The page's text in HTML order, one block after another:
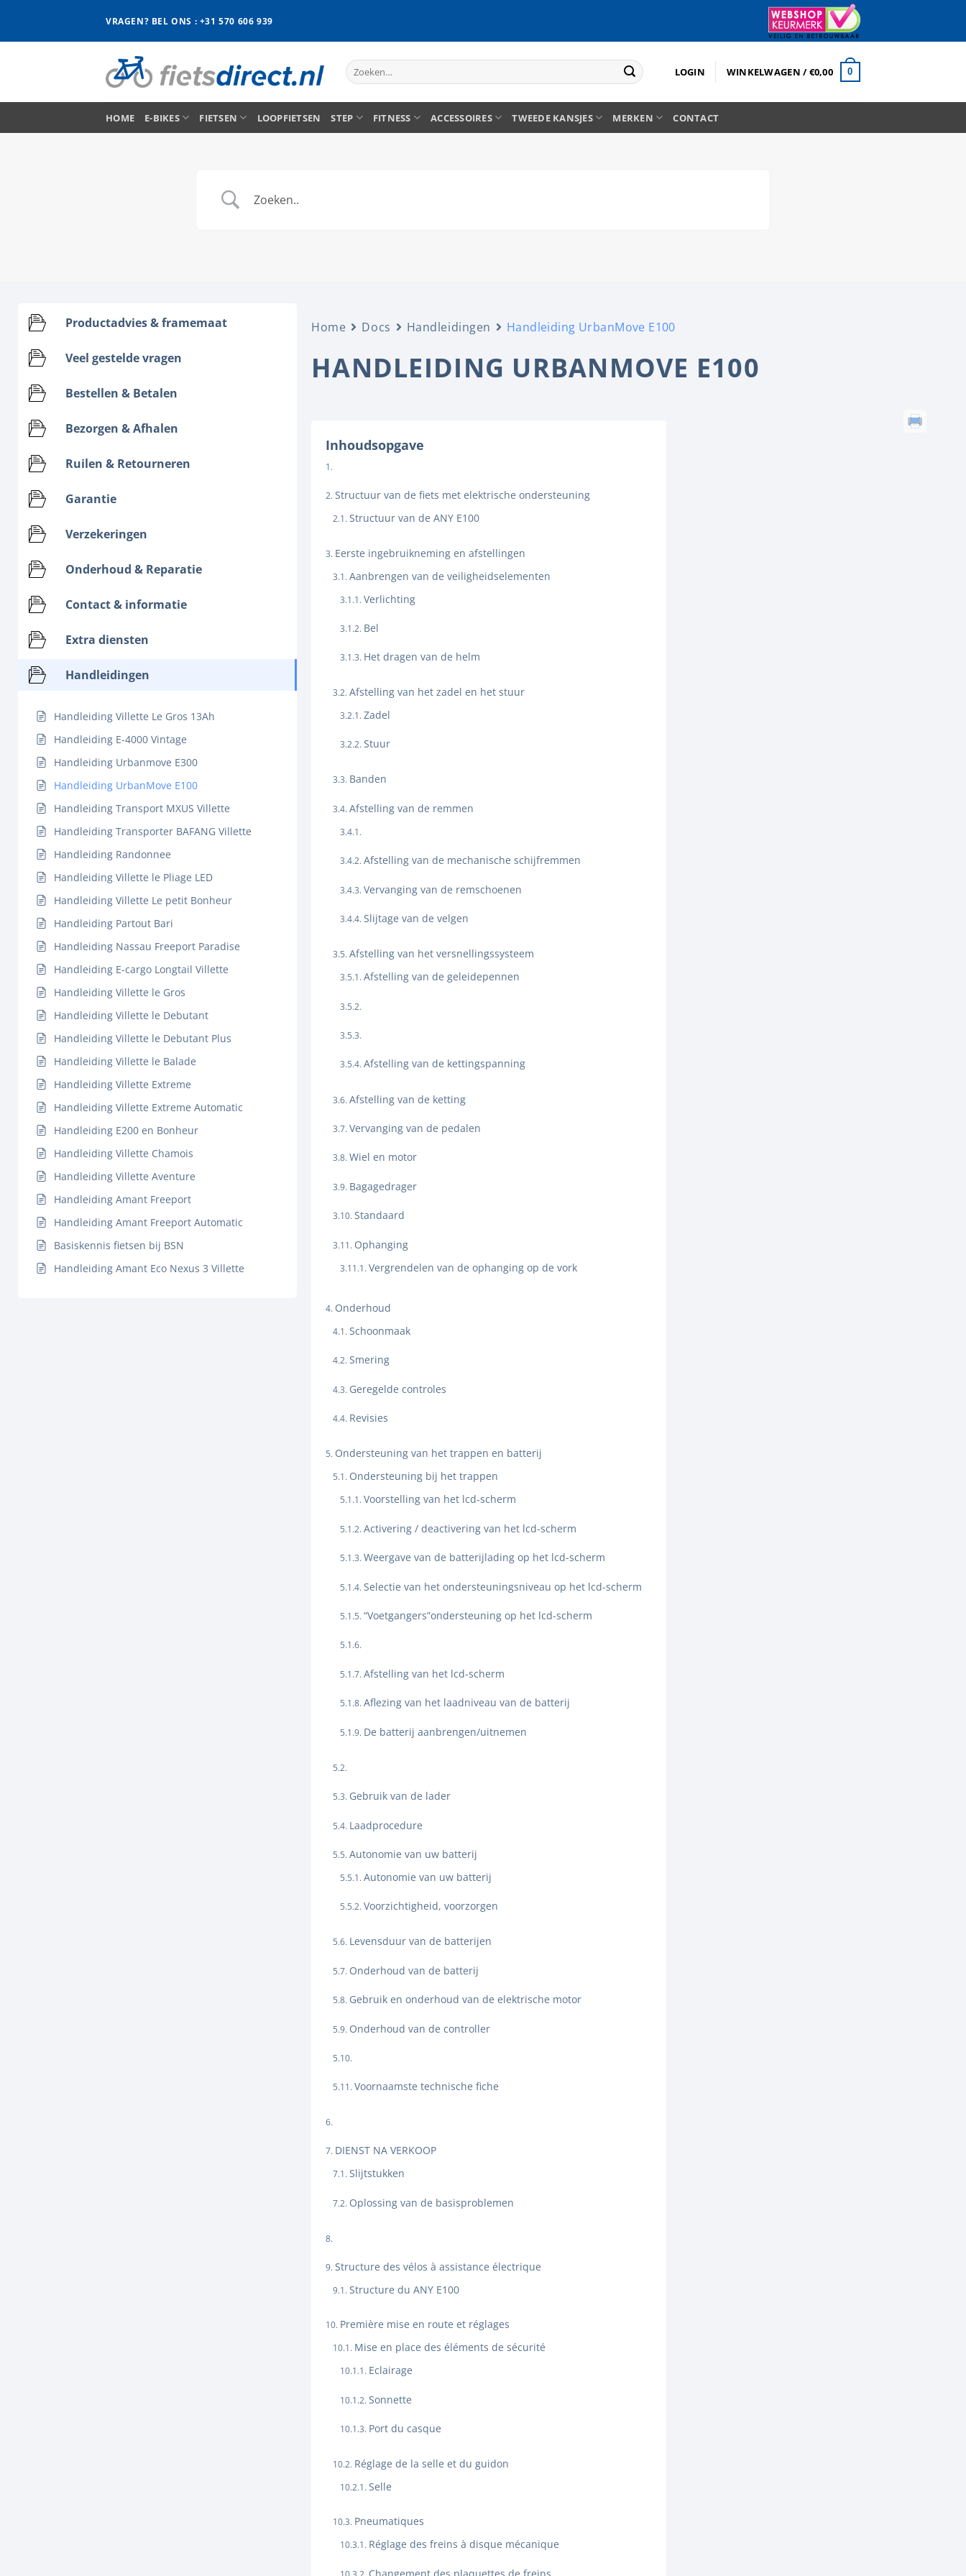
inhoud
VRAGEN? BEL ONS : +31 570 606 939
Zoeken
naar:
LOGIN WINKELWAGEN /€0,00 0
HOME E-BIKES FIETSEN LOOPFIETSEN STEP FITNESS ACCESSOIRES TWEEDE KANSJES MERKEN CONTACT
Productadvies & framemaat
Veel gestelde vragen
Bestellen & Betalen
Bezorgen & Afhalen
Ruilen & Retourneren
Garantie
Verzekeringen
Onderhoud & Reparatie
Contact & informatie
Extra diensten
Handleidingen
Handleiding Villette Le Gros 13Ah
Handleiding E-4000 Vintage
Handleiding Urbanmove E300
Handleiding UrbanMove E100
Handleiding Transport MXUS Villette
Handleiding Transporter BAFANG Villette
Handleiding Randonnee
Handleiding Villette le Pliage LED
Handleiding Villette Le petit Bonheur
Handleiding Partout Bari
Handleiding Nassau Freeport Paradise
Handleiding E-cargo Longtail Villette
Handleiding Villette le Gros
Handleiding Villette le Debutant
Handleiding Villette le Debutant Plus
Handleiding Villette le Balade
Handleiding Villette Extreme
Handleiding Villette Extreme Automatic
Handleiding E200 en Bonheur
Handleiding Villette Chamois
Handleiding Villette Aventure
Handleiding Amant Freeport
Handleiding Amant Freeport Automatic
Basiskennis fietsen bij BSN
Handleiding Amant Eco Nexus 3 Villette
Home Docs Handleidingen Handleiding UrbanMove E100
HANDLEIDING URBANMOVE E100
Inhoudsopgave
Structuur van de fiets met elektrische ondersteuning
Structuur van de ANY E100
Eerste ingebruikneming en afstellingen
Aanbrengen van de veiligheidselementen
Verlichting
Bel
Het dragen van de helm
Afstelling van het zadel en het stuur
Zadel
Stuur
Banden
Afstelling van de remmen
Afstelling van de mechanische schijfremmen
Vervanging van de remschoenen
Slijtage van de velgen
Afstelling van het versnellingssysteem
Afstelling van de geleidepennen
Afstelling van de kettingspanning
Afstelling van de ketting
Vervanging van de pedalen
Wiel en motor
Bagagedrager
Standaard
Ophanging
Vergrendelen van de ophanging op de vork
Onderhoud
Schoonmaak
Smering
Geregelde controles
Revisies
Ondersteuning van het trappen en batterij
Ondersteuning bij het trappen
Voorstelling van het lcd-scherm
Activering / deactivering van het lcd-scherm
Weergave van de batterijlading op het lcd-scherm
Selectie van het ondersteuningsniveau op het lcd-scherm
“Voetgangers”ondersteuning op het lcd-scherm
Afstelling van het lcd-scherm
Aflezing van het laadniveau van de batterij
De batterij aanbrengen/uitnemen
Gebruik van de lader
Laadprocedure
Autonomie van uw batterij
Autonomie van uw batterij
Voorzichtigheid, voorzorgen
Levensduur van de batterijen
Onderhoud van de batterij
Gebruik en onderhoud van de elektrische motor
Onderhoud van de controller
Voornaamste technische fiche
DIENST NA VERKOOP
Slijtstukken
Oplossing van de basisproblemen
Structure des vélos à assistance électrique
Structure du ANY E100
Première mise en route et réglages
Mise en place des éléments de sécurité
Eclairage
Sonnette
Port du casque
Réglage de la selle et du guidon
Selle
Pneumatiques
Réglage des freins à disque mécanique
Changement des plaquettes de freins